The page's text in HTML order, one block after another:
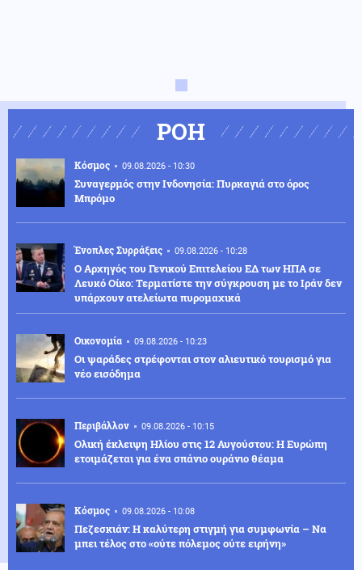
ΡΟΗ
Κόσμος 09.08.2026 - 10:30
Συναγερμός στην Ινδονησία: Πυρκαγιά στο όρος
Μπρόμο
Ένοπλες Συρράξεις 09.08.2026 - 10:28
Ο Αρχηγός του Γενικού Επιτελείου ΕΔ των ΗΠΑ σε
Λευκό Οίκο: Τερματίστε την σύγκρουση με το Ιράν δεν
υπάρχουν ατελείωτα πυρομαχικά
Οικονομία 09.08.2026 - 10:23
Οι ψαράδες στρέφονται στον αλιευτικό τουρισμό για
νέο εισόδημα
Περιβάλλον 09.08.2026 - 10:15
Ολική έκλειψη Ηλίου στις 12 Αυγούστου: Η Ευρώπη
ετοιμάζεται για ένα σπάνιο ουράνιο θέαμα
Κόσμος 09.08.2026 - 10:08
Πεζεσκιάν: Η καλύτερη στιγμή για συμφωνία – Να
μπει τέλος στο «ούτε πόλεμος ούτε ειρήνη»